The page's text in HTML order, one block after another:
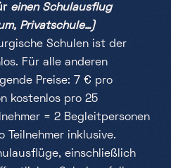
einen Schulausflug
Privatschule…)
Schulen ist der
Für alle anderen
Preise: 7 € pro
kostenlos pro 25
= 2 Begleitpersonen
Teilnehmer inklusive.
einschließlich